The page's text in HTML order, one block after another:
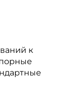
к